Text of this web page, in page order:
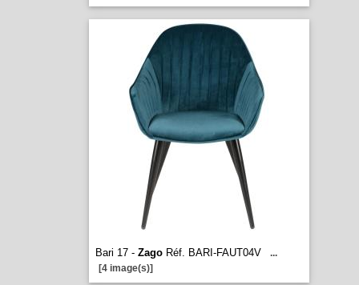
Bari 17 - ZagoRéf. BARI-FAUT04V
...
[4 image(s)]